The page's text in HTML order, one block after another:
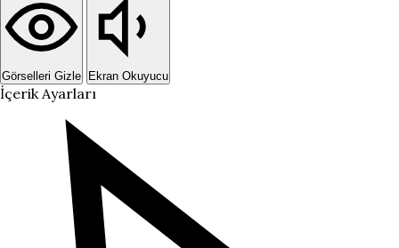
Görselleri Gizle Ekran Okuyucu
İçerik Ayarları